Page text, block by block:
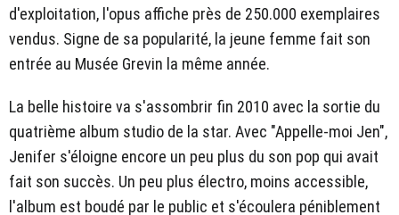
d'exploitation, l'opus affiche près de 250.000 exemplaires
vendus. Signe de sa popularité, la jeune femme fait son
entrée au Musée Grevin la même année.
La belle histoire va s'assombrir fin 2010 avec la sortie du
quatrième album studio de la star. Avec "Appelle-moi Jen",
Jenifer s'éloigne encore un peu plus du son pop qui avait
fait son succès. Un peu plus électro, moins accessible,
l'album est boudé par le public et s'écoulera péniblement